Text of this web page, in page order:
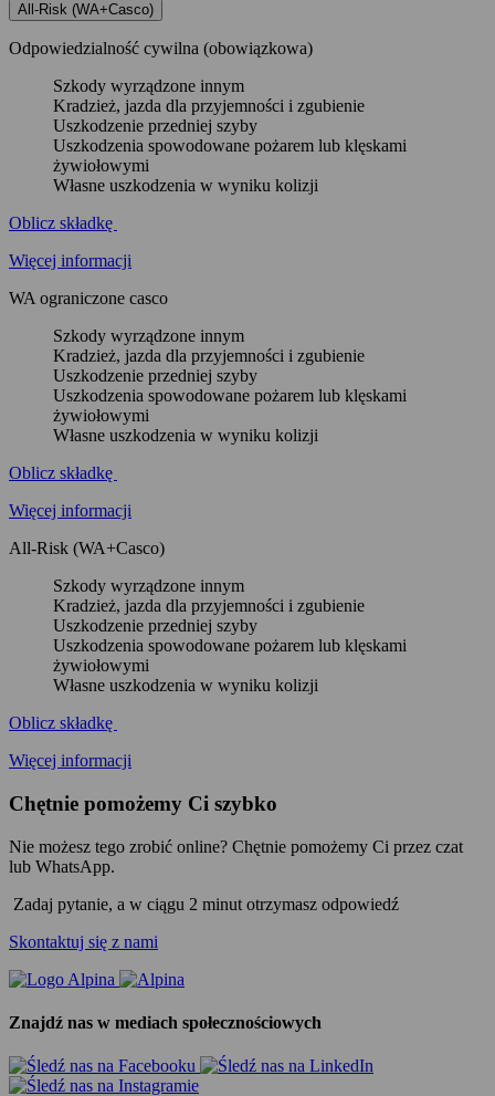
All-Risk (WA+Casco)
Odpowiedzialność cywilna (obowiązkowa)
Szkody wyrządzone innym
Kradzież, jazda dla przyjemności i zgubienie
Uszkodzenie przedniej szyby
Uszkodzenia spowodowane pożarem lub klęskami
żywiołowymi
Własne uszkodzenia w wyniku kolizji
Oblicz składkę
Więcej informacji
WA ograniczone casco
Szkody wyrządzone innym
Kradzież, jazda dla przyjemności i zgubienie
Uszkodzenie przedniej szyby
Uszkodzenia spowodowane pożarem lub klęskami
żywiołowymi
Własne uszkodzenia w wyniku kolizji
Oblicz składkę
Więcej informacji
All-Risk (WA+Casco)
Szkody wyrządzone innym
Kradzież, jazda dla przyjemności i zgubienie
Uszkodzenie przedniej szyby
Uszkodzenia spowodowane pożarem lub klęskami
żywiołowymi
Własne uszkodzenia w wyniku kolizji
Oblicz składkę
Więcej informacji
Chętnie pomożemy Ci szybko
Nie możesz tego zrobić online? Chętnie pomożemy Ci przez czat
lub WhatsApp.
Zadaj pytanie, a w ciągu 2 minut otrzymasz odpowiedź
Skontaktuj się z nami
Znajdź nas w mediach społecznościowych